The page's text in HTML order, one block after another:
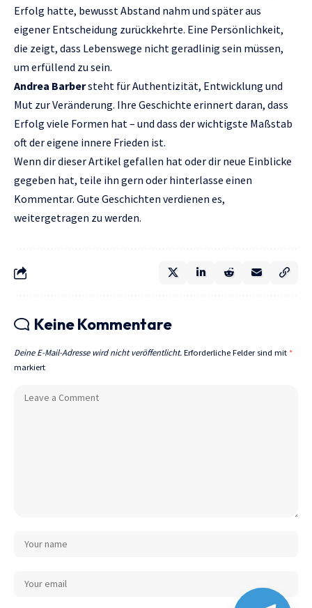
Erfolg hatte, bewusst Abstand nahm und später aus
eigener Entscheidung zurückkehrte. Eine Persönlichkeit,
die zeigt, dass Lebenswege nicht geradlinig sein müssen,
um erfüllend zu sein.
Andrea Barbersteht für Authentizität, Entwicklung und
Mut zur Veränderung. Ihre Geschichte erinnert daran, dass
Erfolg viele Formen hat – und dass der wichtigste Maßstab
oft der eigene innere Frieden ist.
Wenn dir dieser Artikel gefallen hat oder dir neue Einblicke
gegeben hat, teile ihn gern oder hinterlasse einen
Kommentar. Gute Geschichten verdienen es,
weitergetragen zu werden.
Keine Kommentare
Deine E-Mail-Adresse wird nicht veröffentlicht. Erforderliche Felder sind mit *
markiert